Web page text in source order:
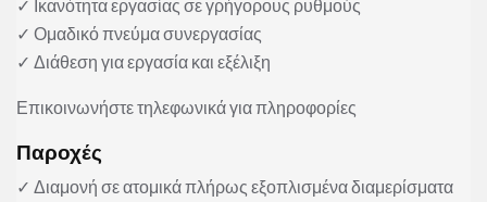
✓ Ικανότητα εργασίας σε γρήγορους ρυθμούς
✓ Ομαδικό πνεύμα συνεργασίας
✓ Διάθεση για εργασία και εξέλιξη
Επικοινωνήστε τηλεφωνικά για πληροφορίες
Παροχές
✓ Διαμονή σε ατομικά πλήρως εξοπλισμένα διαμερίσματα